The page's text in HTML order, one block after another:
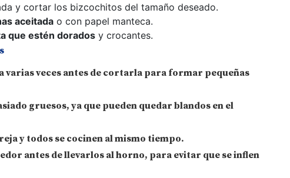
y cortar los bizcochitos del tamaño deseado.
aceitadao con papel manteca.
que estén doradosy crocantes.
varias vecesantes de cortarla para formar pequeñas
gruesos, ya que pueden quedar blandos en el
y todos se cocinen al mismo tiempo.
antes de llevarlos al horno, para evitar que se inflen